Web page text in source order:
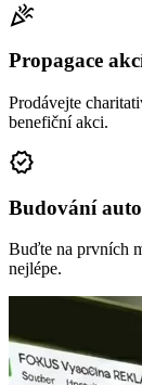
celebration
Propagace
Prodávejte
benefiční akci.
verified
Budování
Buďte na prvních
nejlépe.